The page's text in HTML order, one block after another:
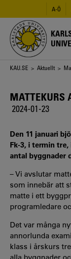
huvudinnehåll
A-Ö
Länkstig
KAU.SE > Aktuellt >
MATTEKURS
2024-01-23
Den 11 januari
Fk-3, i termin
antal byggnader
– Vi avslutar
som innebär att
matte i ett
programledare
Det var många
annorlunda
klass i årskurs
alla byggnader